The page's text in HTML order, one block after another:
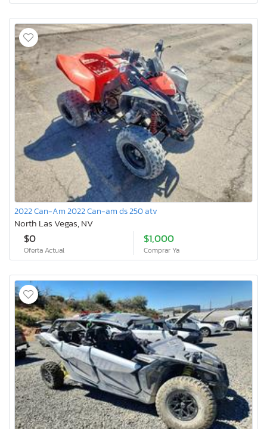
2022 Can-Am 2022 Can-am ds 250 atv
North Las Vegas, NV
$0
Oferta Actual
$1,000
Comprar Ya